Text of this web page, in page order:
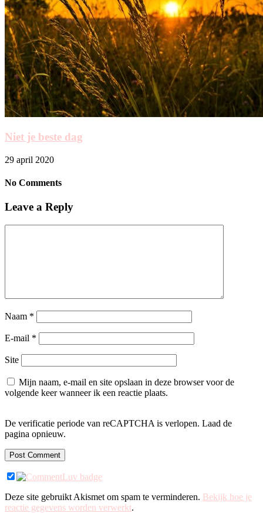
Niet je beste dag
29 april 2020
No Comments
Leave a Reply
Naam *
E-mail *
Site
Mijn naam, e-mail en site opslaan in deze browser voor de
volgende keer wanneer ik een reactie plaats.
De verificatie periode van reCAPTCHA is verlopen. Laad de
pagina opnieuw.
Deze site gebruikt Akismet om spam te verminderen. Bekijk hoe je
reactie gegevens worden verwerkt.